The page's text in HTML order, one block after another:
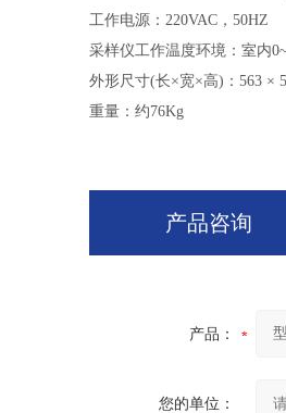
工作电源：220VAC，50HZ
采样仪工作温度环境：室内
外形尺寸(长×宽×高)：563 ×
重量：约76Kg
产品咨询
产品：
您的单位：